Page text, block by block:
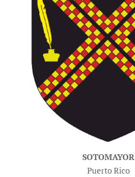
SOTOMAYOR
Puerto Rico